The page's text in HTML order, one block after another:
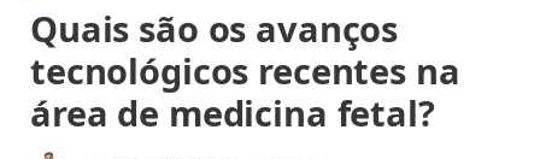
Quais são os avanços
tecnológicos recentes na
área de medicina fetal?